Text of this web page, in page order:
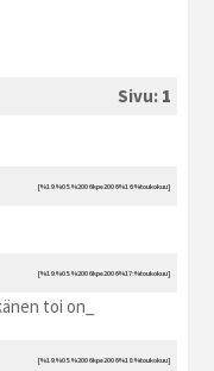
Sivu: 1
[%19.%05.%2006 kpe2006 %16:%toukokuu]
[%19.%05.%2006 kpe2006 %17:%toukokuu]
toi on_
[%19.%05.%2006 kpe2006 %18:%toukokuu]